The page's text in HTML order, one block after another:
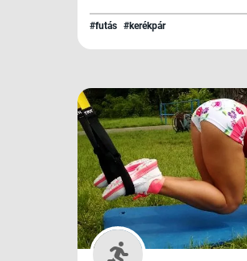
#futás #kerékpár